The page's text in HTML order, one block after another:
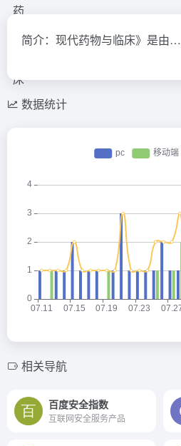
简介：现代药物与临床》是由…
数据统计
相关导航
百度安全指数
互联网安全服务产品